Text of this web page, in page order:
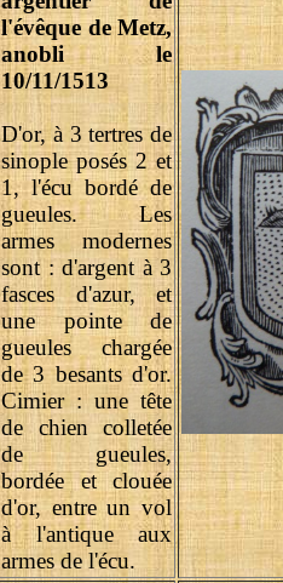
l'évêque de Metz,
anobli le
10/11/1513
D'or, à 3 tertres de
sinople posés 2 et
1, l'écu bordé de
gueules. Les
armes modernes
sont : d'argent à 3
fasces d'azur, et
une pointe de
gueules chargée
de 3 besants d'or.
Cimier : une tête
de chien colletée
de gueules,
bordée et clouée
d'or, entre un vol
à l'antique aux
armes de l'écu.